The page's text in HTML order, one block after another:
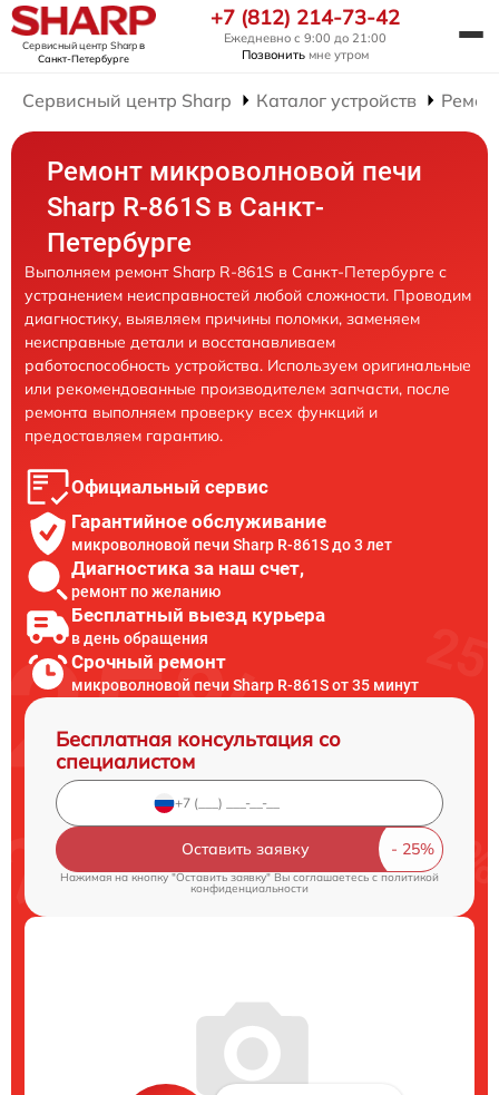
Сервисный центр Sharpв
Санкт-Петербурге
+7 (812) 214-73-42
Ежедневно с 9:00 до 21:00
Позвонить мне утром
Сервисный центр Sharp Каталог устройств
Ремонт микроволновой печи
Sharp R-861S в Санкт-
Петербурге
Выполняем ремонт Sharp R-861S в Санкт-Петербурге с
устранением неисправностей любой сложности. Проводим
диагностику, выявляем причины поломки, заменяем
неисправные детали и восстанавливаем
работоспособность устройства. Используем оригинальные
или рекомендованные производителем запчасти, после
ремонта выполняем проверку всех функций и
предоставляем гарантию.
Официальный сервис
Гарантийное обслуживание
микроволновой печи Sharp R-861S до 3 лет
Диагностика за наш счет,
ремонт по желанию
Бесплатный выезд курьера
в день обращения
Срочный ремонт
микроволновой печи Sharp R-861S от 35 минут
Бесплатная консультация со
специалистом
Оставить заявку
Нажимая на кнопку "Оставить заявку" Вы соглашаетесь cполитикой
конфиденциальности